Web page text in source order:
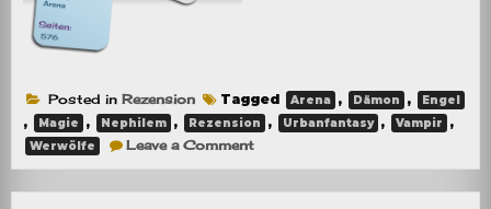
Posted in Rezension Tagged Arena , Dämon , Engel
, Magie , Nephilem , Rezension , Urbanfantasy , Vampir ,
Werwölfe Leave a Commenton
City
of